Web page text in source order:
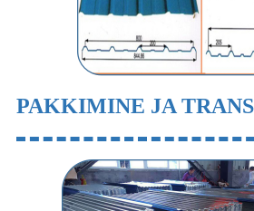
PAKKIMINE JA